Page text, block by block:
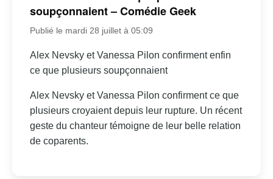
soupçonnaient – Comédie Geek
Publié le mardi 28 juillet à 05:09
Alex Nevsky et Vanessa Pilon confirment enfin
ce que plusieurs soupçonnaient
Alex Nevsky et Vanessa Pilon confirment ce que
plusieurs croyaient depuis leur rupture. Un récent
geste du chanteur témoigne de leur belle relation
de coparents.